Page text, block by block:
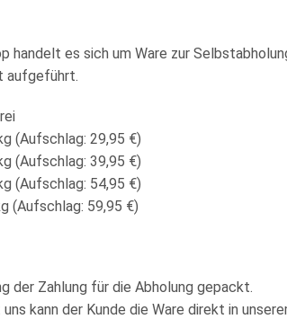
handelt es sich um Ware zur
aufgeführt.
(Aufschlag: 29,95 €)
(Aufschlag: 39,95 €)
(Aufschlag: 54,95 €)
(Aufschlag: 59,95 €)
der Zahlung für die Abholung gepackt.
kann der Kunde die Ware direkt in